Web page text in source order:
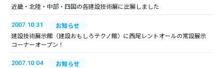
近畿・北陸・中部・四国の各建設技術展に出展しました
2007.10.31
お知らせ
建設技術展示館（建設おもしろテクノ館）に西尾レントオールの常設展示
コーナーオープン！
2007.10.04
お知らせ